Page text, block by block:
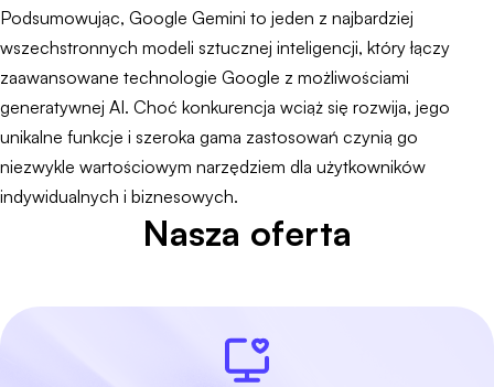
Podsumowując, Google Gemini to jeden z najbardziej
wszechstronnych modeli sztucznej inteligencji, który łączy
zaawansowane technologie Google z możliwościami
generatywnej AI. Choć konkurencja wciąż się rozwija, jego
unikalne funkcje i szeroka gama zastosowań czynią go
niezwykle wartościowym narzędziem dla użytkowników
indywidualnych i biznesowych.
Nasza oferta